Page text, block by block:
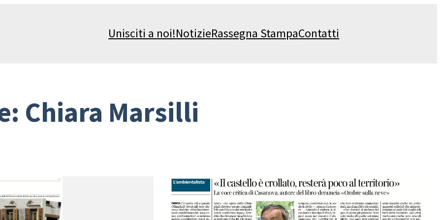
Unisciti a noi!NotizieRassegna StampaContatti
Chiara Marsilli